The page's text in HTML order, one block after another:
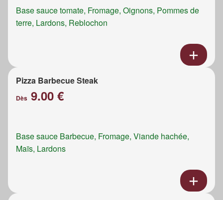
Base sauce tomate, Fromage, Oignons, Pommes de
terre, Lardons, Reblochon
Pizza Barbecue Steak
Dès 9.00 €
Base sauce Barbecue, Fromage, Viande hachée,
Maïs, Lardons